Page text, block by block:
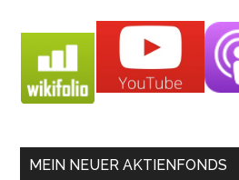
MEIN NEUER AKTIENFONDS